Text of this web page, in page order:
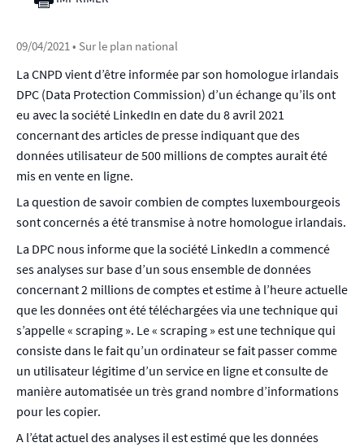
09/04/2021• Sur le plan national
La CNPD vient d’être informée par son homologue irlandais
DPC (Data Protection Commission) d’un échange qu’ils ont
eu avec la société LinkedIn en date du 8 avril 2021
concernant des articles de presse indiquant que des
données utilisateur de 500 millions de comptes aurait été
mis en vente en ligne.
La question de savoir combien de comptes luxembourgeois
sont concernés a été transmise à notre homologue irlandais.
La DPC nous informe que la société LinkedIn a commencé
ses analyses sur base d’un sous ensemble de données
concernant 2 millions de comptes et estime à l’heure actuelle
que les données ont été téléchargées via une technique qui
s’appelle « scraping ». Le « scraping » est une technique qui
consiste dans le fait qu’un ordinateur se fait passer comme
un utilisateur légitime d’un service en ligne et consulte de
manière automatisée un très grand nombre d’informations
pour les copier.
A l’état actuel des analyses il est estimé que les données